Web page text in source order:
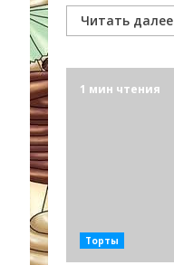
Читать далее
1 мин чтения
Торты